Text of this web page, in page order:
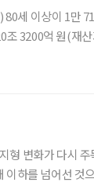
세 이상이 1만
조 3200억 원(재
형 변화가 다시
이하를 넘어선 것